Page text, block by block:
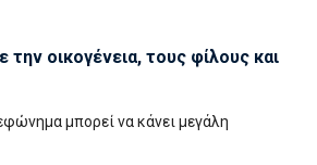
την οικογένεια, τους φίλους και
μπορεί να κάνει μεγάλη